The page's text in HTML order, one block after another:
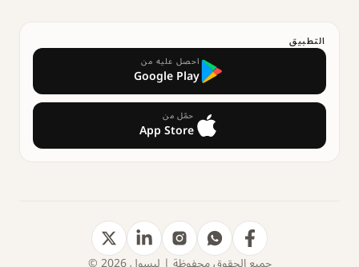
التطبيق
احصل عليه من
Google Play
حمّل من
App Store